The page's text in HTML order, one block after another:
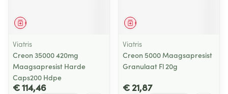
Geneesmiddel
Viatris
Creon 35000 420mg
Maagsapresist Harde
Caps200 Hdpe
€ 114,46
Geneesmiddel
Viatris
Creon 5000 Maagsapresist
Granulaat Fl 20g
€ 21,87